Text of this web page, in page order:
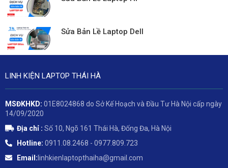
Sửa Bản Lề Laptop Dell
LINH KIỆN LAPTOP THÁI HÀ
MSĐKHKD: 01E8024868 do Sở Kế Hoạch và Đầu Tư Hà Nội cấp ngày
14/09/2020
Địa chỉ : Số 10, Ngõ 161 Thái Hà, Đống Đa, Hà Nội
Hotline: 0911.08.2468 - 0977.809.723
Email: linhkienlaptopthaiha@gmail.com